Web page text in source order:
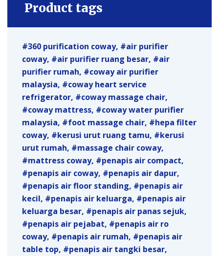
Product tags
360 purification coway
air purifier
coway
air purifier ruang besar
air
purifier rumah
coway air purifier
malaysia
coway heart service
refrigerator
coway massage chair
coway mattress
coway water purifier
malaysia
foot massage chair
hepa filter
coway
kerusi urut ruang tamu
kerusi
urut rumah
massage chair coway
mattress coway
penapis air compact
penapis air coway
penapis air dapur
penapis air floor standing
penapis air
kecil
penapis air keluarga
penapis air
keluarga besar
penapis air panas sejuk
penapis air pejabat
penapis air ro
coway
penapis air rumah
penapis air
table top
penapis air tangki besar